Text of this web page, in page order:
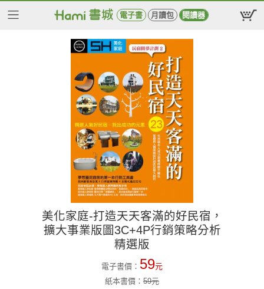
電子書 月讀包 閱讀器
美化家庭-打造天天客滿的好民宿，
擴大事業版圖3C+4P行銷策略分析
精選版
電子書價： 59元
紙本書價： 59元